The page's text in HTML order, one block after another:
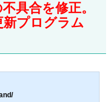
具合を修正。
プログラム